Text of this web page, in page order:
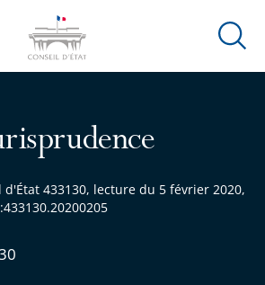
Ouvrir
d'État 433130, lecture du 5 février 2020,